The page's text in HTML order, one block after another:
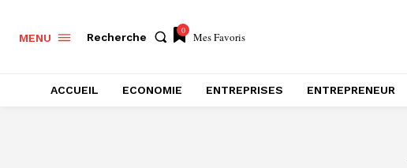
MENU Recherche
0 Mes Favoris
ACCUEIL ECONOMIE ENTREPRISES ENTREPRENEUR